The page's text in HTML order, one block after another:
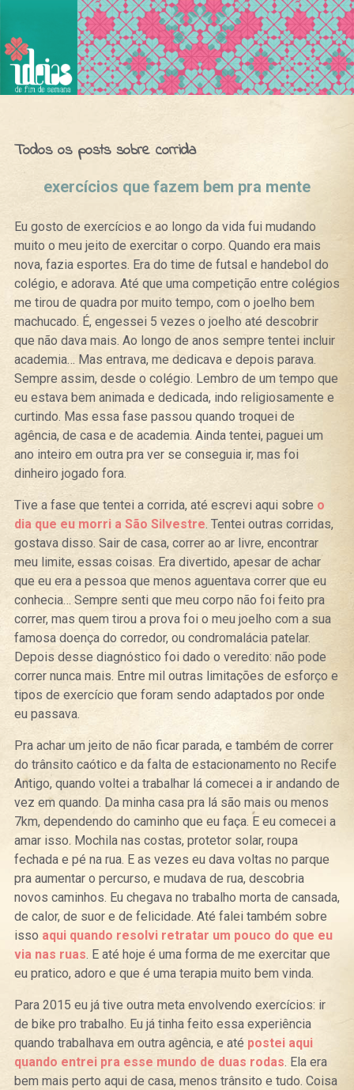
Ideias de Fim de Semana
Todos os posts sobre corrida
exercícios que fazem bem pra mente
Eu gosto de exercícios e ao longo da vida fui mudando
muito o meu jeito de exercitar o corpo. Quando era mais
nova, fazia esportes. Era do time de futsal e handebol do
colégio, e adorava. Até que uma competição entre colégios
me tirou de quadra por muito tempo, com o joelho bem
machucado. É, engessei 5 vezes o joelho até descobrir
que não dava mais. Ao longo de anos sempre tentei incluir
academia… Mas entrava, me dedicava e depois parava.
Sempre assim, desde o colégio. Lembro de um tempo que
eu estava bem animada e dedicada, indo religiosamente e
curtindo. Mas essa fase passou quando troquei de
agência, de casa e de academia. Ainda tentei, paguei um
ano inteiro em outra pra ver se conseguia ir, mas foi
dinheiro jogado fora.
Tive a fase que tentei a corrida, até escrevi aqui sobre o
dia que eu morri a São Silvestre. Tentei outras corridas,
gostava disso. Sair de casa, correr ao ar livre, encontrar
meu limite, essas coisas. Era divertido, apesar de achar
que eu era a pessoa que menos aguentava correr que eu
conhecia… Sempre senti que meu corpo não foi feito pra
correr, mas quem tirou a prova foi o meu joelho com a sua
famosa doença do corredor, ou condromalácia patelar.
Depois desse diagnóstico foi dado o veredito: não pode
correr nunca mais. Entre mil outras limitações de esforço e
tipos de exercício que foram sendo adaptados por onde
eu passava.
Pra achar um jeito de não ficar parada, e também de correr
do trânsito caótico e da falta de estacionamento no Recife
Antigo, quando voltei a trabalhar lá comecei a ir andando de
vez em quando. Da minha casa pra lá são mais ou menos
7km, dependendo do caminho que eu faça. E eu comecei a
amar isso. Mochila nas costas, protetor solar, roupa
fechada e pé na rua. E as vezes eu dava voltas no parque
pra aumentar o percurso, e mudava de rua, descobria
novos caminhos. Eu chegava no trabalho morta de cansada,
de calor, de suor e de felicidade. Até falei também sobre
isso aqui quando resolvi retratar um pouco do que eu
via nas ruas. E até hoje é uma forma de me exercitar que
eu pratico, adoro e que é uma terapia muito bem vinda.
Para 2015 eu já tive outra meta envolvendo exercícios: ir
de bike pro trabalho. Eu já tinha feito essa experiência
quando trabalhava em outra agência, e até postei aqui
quando entrei pra esse mundo de duas rodas. Ela era
bem mais perto aqui de casa, menos trânsito e tudo. Coisa